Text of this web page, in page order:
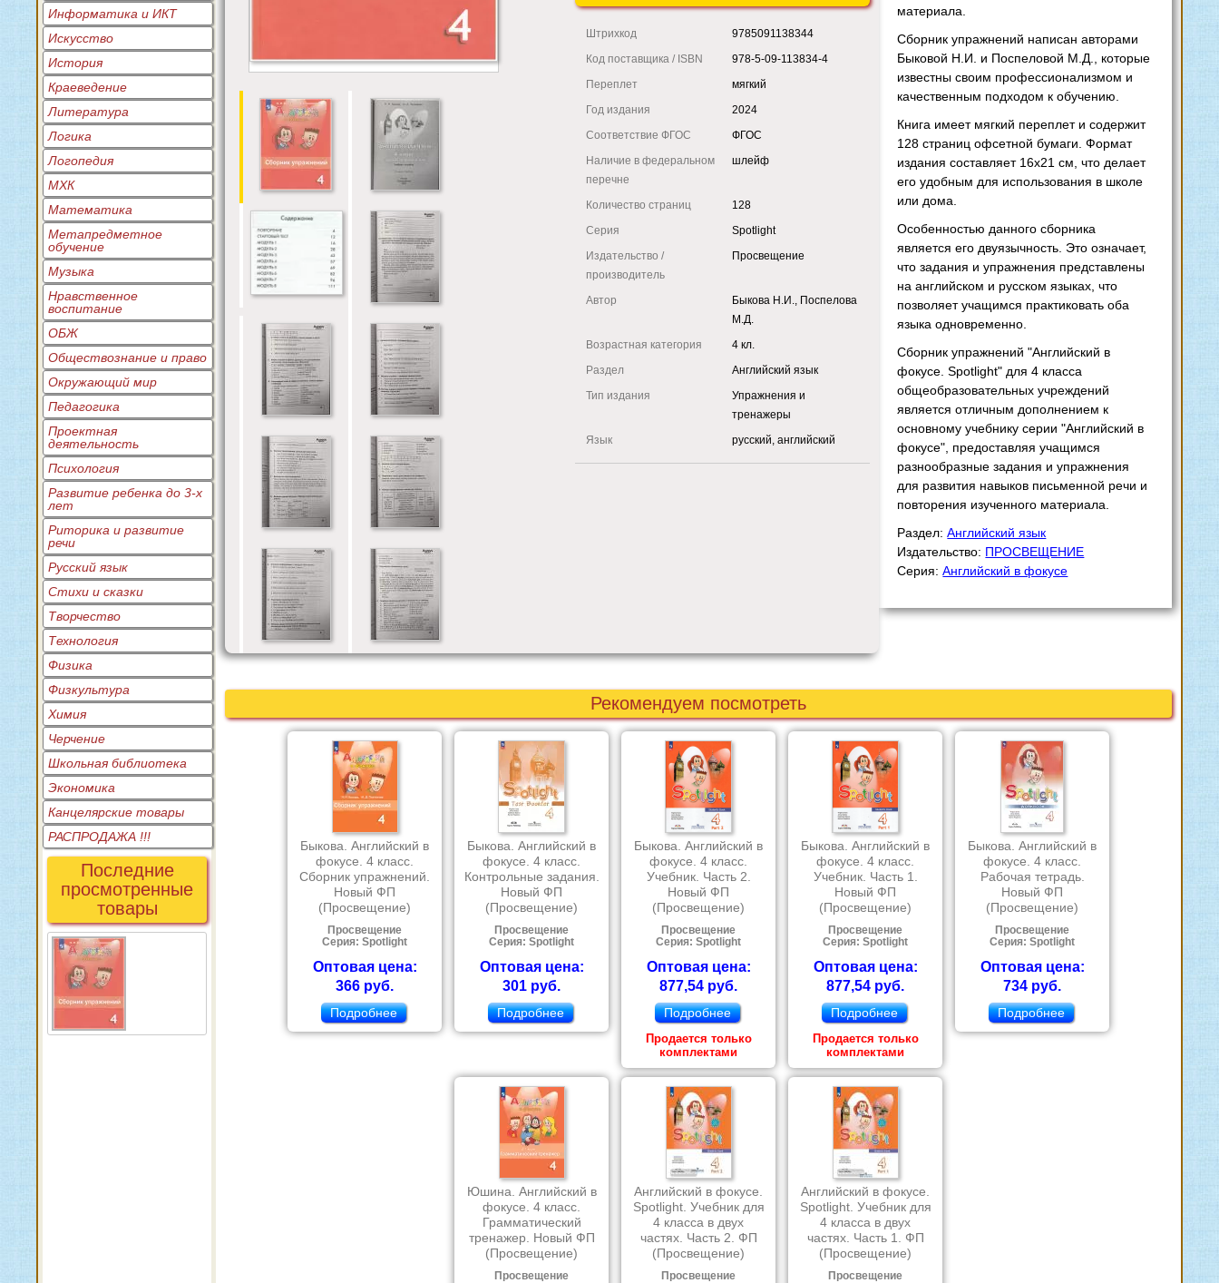
Информатика и ИКТ
Искусство
История
Краеведение
Литература
Логика
Логопедия
МХК
Математика
Метапредметное
обучение
Музыка
Нравственное
воспитание
ОБЖ
Обществознание и право
Окружающий мир
Педагогика
Проектная
деятельность
Психология
Развитие ребенка до 3-х
лет
Риторика и развитие
речи
Русский язык
Стихи и сказки
Творчество
Технология
Физика
Физкультура
Химия
Черчение
Школьная библиотека
Экономика
Канцелярские товары
РАСПРОДАЖА !!!
Последние
просмотренные
товары
Штрихкод
9785091138344
Код поставщика / ISBN
978-5-09-113834-4
Переплет
мягкий
Год издания
2024
Соответствие ФГОС
ФГОС
Наличие в федеральном
перечне
шлейф
Количество страниц
128
Серия
Spotlight
Издательство /
производитель
Просвещение
Автор
Быкова Н.И., Поспелова
М.Д.
Возрастная категория
4 кл.
Раздел
Английский язык
Тип издания
Упражнения и
тренажеры
Язык
русский, английский
материала.
Сборник упражнений написан авторами
Быковой Н.И. и Поспеловой М.Д., которые
известны своим профессионализмом и
качественным подходом к обучению.
Книга имеет мягкий переплет и содержит
128 страниц офсетной бумаги. Формат
издания составляет 16х21 см, что делает
его удобным для использования в школе
или дома.
Особенностью данного сборника
является его двуязычность. Это означает,
что задания и упражнения представлены
на английском и русском языках, что
позволяет учащимся практиковать оба
языка одновременно.
Сборник упражнений "Английский в
фокусе. Spotlight" для 4 класса
общеобразовательных учреждений
является отличным дополнением к
основному учебнику серии "Английский в
фокусе", предоставляя учащимся
разнообразные задания и упражнения
для развития навыков письменной речи и
повторения изученного материала.
Раздел:Английский язык
Издательство: ПРОСВЕЩЕНИЕ
Серия:Английский в фокусе
Рекомендуем посмотреть
Быкова. Английский в
фокусе. 4 класс.
Сборник упражнений.
Новый ФП
(Просвещение)
Просвещение
Серия: Spotlight
Оптовая цена:
366 руб.
Подробнее
Быкова. Английский в
фокусе. 4 класс.
Контрольные задания.
Новый ФП
(Просвещение)
Просвещение
Серия: Spotlight
Оптовая цена:
301 руб.
Подробнее
Быкова. Английский в
фокусе. 4 класс.
Учебник. Часть 2.
Новый ФП
(Просвещение)
Просвещение
Серия: Spotlight
Оптовая цена:
877,54 руб.
Подробнее
Продается только
комплектами
Быкова. Английский в
фокусе. 4 класс.
Учебник. Часть 1.
Новый ФП
(Просвещение)
Просвещение
Серия: Spotlight
Оптовая цена:
877,54 руб.
Подробнее
Продается только
комплектами
Быкова. Английский в
фокусе. 4 класс.
Рабочая тетрадь.
Новый ФП
(Просвещение)
Просвещение
Серия: Spotlight
Оптовая цена:
734 руб.
Подробнее
Юшина. Английский в
фокусе. 4 класс.
Грамматический
тренажер. Новый ФП
(Просвещение)
Просвещение
Английский в фокусе.
Spotlight. Учебник для
4 класса в двух
частях. Часть 2. ФП
(Просвещение)
Просвещение
Английский в фокусе.
Spotlight. Учебник для
4 класса в двух
частях. Часть 1. ФП
(Просвещение)
Просвещение